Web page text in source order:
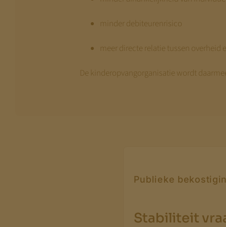
minder debiteurenrisico
meer directe relatie tussen overheid
De kinderopvangorganisatie wordt
Publieke
Stabiliteit